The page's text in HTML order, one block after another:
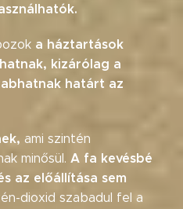
a háztartások
kizárólag a
határt az
ami szintén
minősül. A fa kevésbé
az előállítása sem
dioxid szabadul fel a